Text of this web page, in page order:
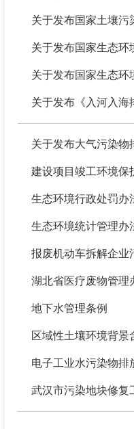
生态环境行政处罚办
生态环境统计管理办
报废机动车拆解企业
湖北省医疗废物管理
地下水管理条例
电子工业水污染物排